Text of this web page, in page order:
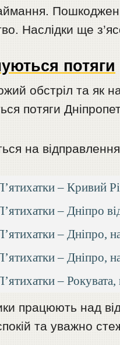
Наслідки ще
потяги
обстріл та як
потяги
на відправлення
– Кривий
– Дніпро
– Дніпро,
– Дніпро,
– Рокувата,
працюють над
та уважно